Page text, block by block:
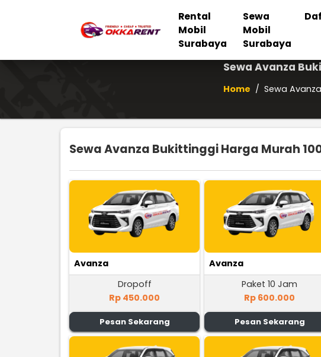
Rental
Mobil
Surabaya
Sewa
Mobil
Surabaya
Sewa Avanza
Home / Sewa
Sewa Avanza Bukittinggi Harga Murah
Avanza
Dropoff
Rp 450.000
Pesan Sekarang
Avanza
Paket 10 Jam
Rp 600.000
Pesan Sekarang